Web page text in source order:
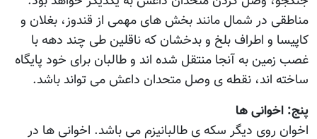
مناطقی در شمال مانند بخش های مهمی از قندوز، بغلان و
کاپیسا و اطراف بلخ و بدخشان که ناقلین طی چند دهه با
غصب زمین به آنجا منتقل شده اند و طالبان برای خود پایگاه
ساخته اند، نقطه ی وصل متحدان داعش می تواند باشد.
پنج: اخوانی ها
اخوان روی دیگر سکه ی طالبانیزم می باشد. اخوانی ها در